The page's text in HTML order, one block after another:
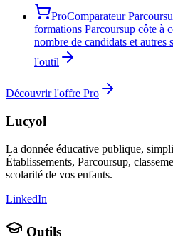
ProComparateur
formations Parcoursup côte à
nombre de candidats et autres
l'outil
Découvrir l'offre Pro
Lucyol
La donnée éducative publique,
Établissements, Parcoursup,
scolarité de vos enfants.
LinkedIn
Outils